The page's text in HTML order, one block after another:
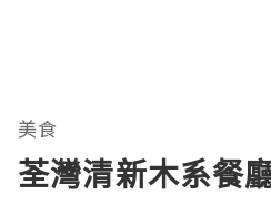
美食
荃灣清新木系餐